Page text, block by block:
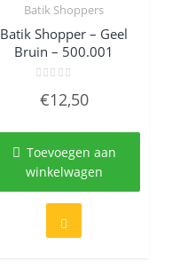
Batik Shoppers
Batik Shopper – Geel
Bruin – 500.001
0
uit
€12,50
Toevoegen aan
winkelwagen